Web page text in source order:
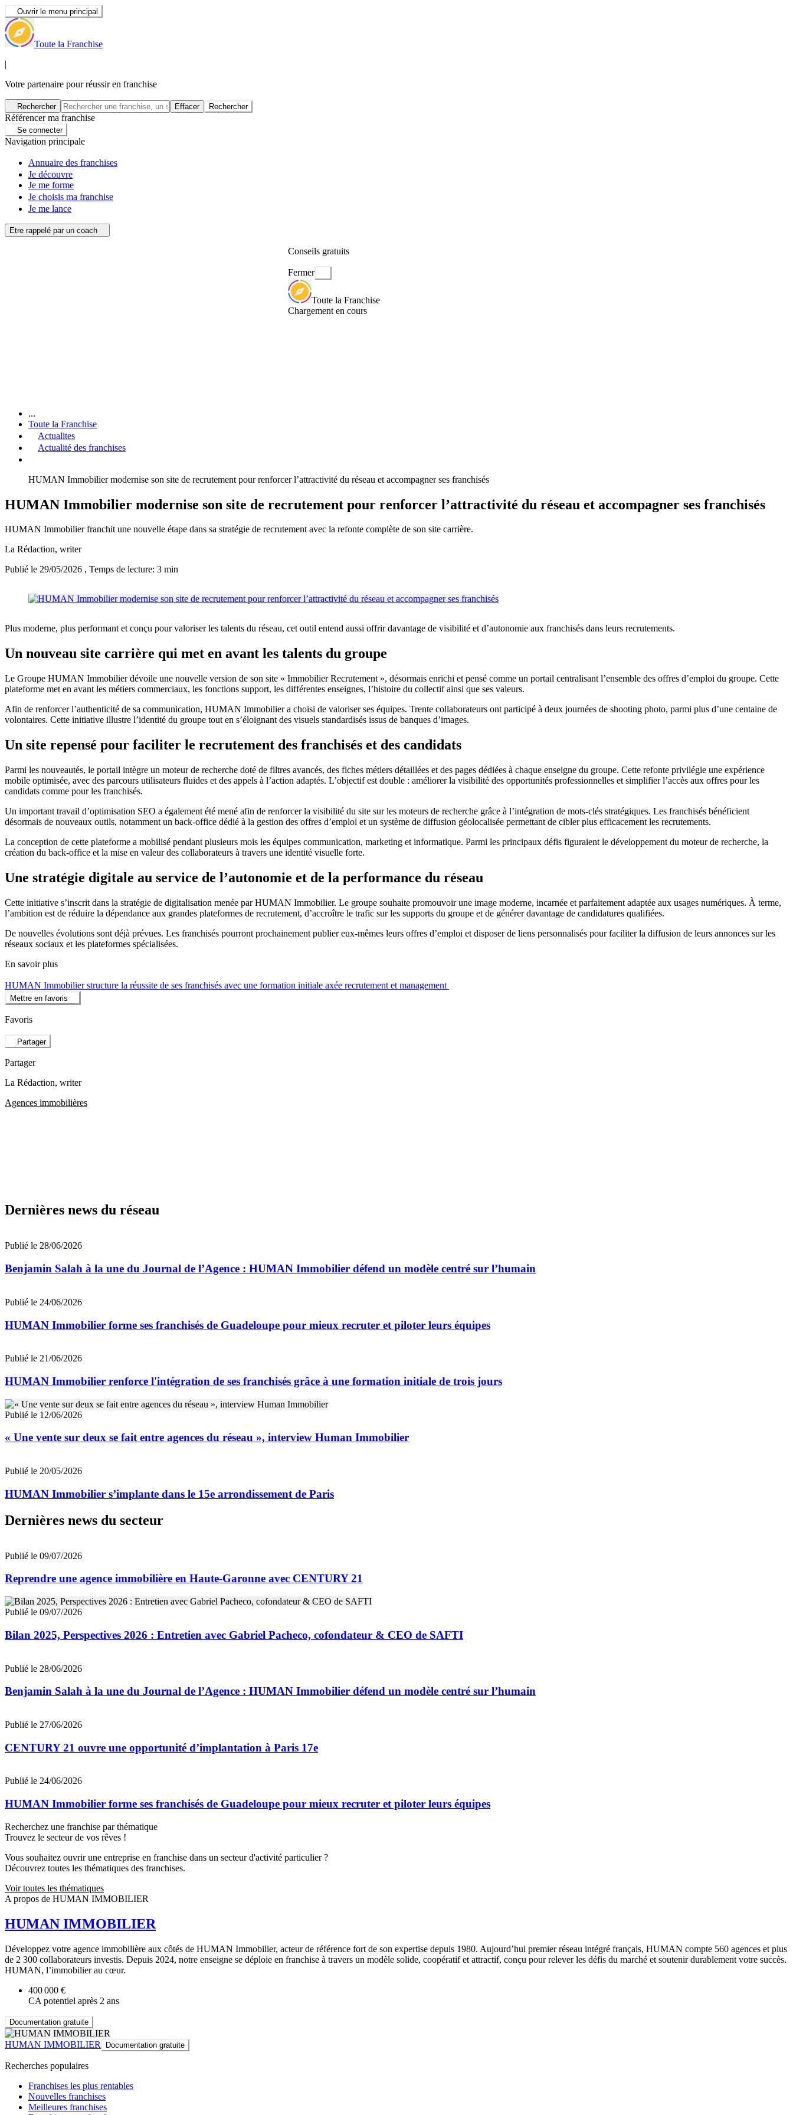
Ouvrir le menu principal
Toute la Franchise
|
Votre partenaire pour réussir en franchise
Rechercher Effacer Rechercher
Référencer ma franchise
Se connecter
Navigation principale
Annuaire des franchises
Je découvre
Je me forme
Je choisis ma franchise
Je me lance
Etre rappelé par un coach
Conseils gratuits
Fermer
Toute la Franchise
Chargement en cours
...
Toute la Franchise
Actualites
Actualité des franchises
HUMAN Immobilier modernise son site de recrutement pour renforcer l’attractivité du réseau et accompagner ses franchisés
HUMAN Immobilier modernise son site de recrutement pour renforcer l’attractivité du réseau et accompagner ses franchisés
HUMAN Immobilier franchit une nouvelle étape dans sa stratégie de recrutement avec la refonte complète de son site carrière.
La Rédaction, writer
Publié le 29/05/2026 , Temps de lecture: 3 min
Plus moderne, plus performant et conçu pour valoriser les talents du réseau, cet outil entend aussi offrir davantage de visibilité et d’autonomie aux franchisés dans leurs recrutements.
Un nouveau site carrière qui met en avant les talents du groupe
Le Groupe HUMAN Immobilier dévoile une nouvelle version de son site « Immobilier Recrutement », désormais enrichi et pensé comme un portail centralisant l’ensemble des offres d’emploi du groupe. Cette
plateforme met en avant les métiers commerciaux, les fonctions support, les différentes enseignes, l’histoire du collectif ainsi que ses valeurs.
Afin de renforcer l’authenticité de sa communication, HUMAN Immobilier a choisi de valoriser ses équipes. Trente collaborateurs ont participé à deux journées de shooting photo, parmi plus d’une centaine de
volontaires. Cette initiative illustre l’identité du groupe tout en s’éloignant des visuels standardisés issus de banques d’images.
Un site repensé pour faciliter le recrutement des franchisés et des candidats
Parmi les nouveautés, le portail intègre un moteur de recherche doté de filtres avancés, des fiches métiers détaillées et des pages dédiées à chaque enseigne du groupe. Cette refonte privilégie une expérience
mobile optimisée, avec des parcours utilisateurs fluides et des appels à l’action adaptés. L’objectif est double : améliorer la visibilité des opportunités professionnelles et simplifier l’accès aux offres pour les
candidats comme pour les franchisés.
Un important travail d’optimisation SEO a également été mené afin de renforcer la visibilité du site sur les moteurs de recherche grâce à l’intégration de mots-clés stratégiques. Les franchisés bénéficient
désormais de nouveaux outils, notamment un back-office dédié à la gestion des offres d’emploi et un système de diffusion géolocalisée permettant de cibler plus efficacement les recrutements.
La conception de cette plateforme a mobilisé pendant plusieurs mois les équipes communication, marketing et informatique. Parmi les principaux défis figuraient le développement du moteur de recherche, la
création du back-office et la mise en valeur des collaborateurs à travers une identité visuelle forte.
Une stratégie digitale au service de l’autonomie et de la performance du réseau
Cette initiative s’inscrit dans la stratégie de digitalisation menée par HUMAN Immobilier. Le groupe souhaite promouvoir une image moderne, incarnée et parfaitement adaptée aux usages numériques. À terme,
l’ambition est de réduire la dépendance aux grandes plateformes de recrutement, d’accroître le trafic sur les supports du groupe et de générer davantage de candidatures qualifiées.
De nouvelles évolutions sont déjà prévues. Les franchisés pourront prochainement publier eux-mêmes leurs offres d’emploi et disposer de liens personnalisés pour faciliter la diffusion de leurs annonces sur les
réseaux sociaux et les plateformes spécialisées.
En savoir plus
HUMAN Immobilier structure la réussite de ses franchisés avec une formation initiale axée recrutement et management
Mettre en favoris
Favoris
Partager
Partager
La Rédaction, writer
Agences immobilières
Dernières news du réseau
Publié le 28/06/2026
Benjamin Salah à la une du Journal de l’Agence : HUMAN Immobilier défend un modèle centré sur l’humain
Publié le 24/06/2026
HUMAN Immobilier forme ses franchisés de Guadeloupe pour mieux recruter et piloter leurs équipes
Publié le 21/06/2026
HUMAN Immobilier renforce l'intégration de ses franchisés grâce à une formation initiale de trois jours
Publié le 12/06/2026
« Une vente sur deux se fait entre agences du réseau », interview Human Immobilier
Publié le 20/05/2026
HUMAN Immobilier s’implante dans le 15e arrondissement de Paris
Dernières news du secteur
Publié le 09/07/2026
Reprendre une agence immobilière en Haute-Garonne avec CENTURY 21
Publié le 09/07/2026
Bilan 2025, Perspectives 2026 : Entretien avec Gabriel Pacheco, cofondateur & CEO de SAFTI
Publié le 28/06/2026
Benjamin Salah à la une du Journal de l’Agence : HUMAN Immobilier défend un modèle centré sur l’humain
Publié le 27/06/2026
CENTURY 21 ouvre une opportunité d’implantation à Paris 17e
Publié le 24/06/2026
HUMAN Immobilier forme ses franchisés de Guadeloupe pour mieux recruter et piloter leurs équipes
Recherchez une franchise par thématique
Trouvez le secteur de vos rêves !
Vous souhaitez ouvrir une entreprise en franchise dans un secteur d'activité particulier ?
Découvrez toutes les thématiques des franchises.
Voir toutes les thématiques
A propos de HUMAN IMMOBILIER
HUMAN IMMOBILIER
Développez votre agence immobilière aux côtés de HUMAN Immobilier, acteur de référence fort de son expertise depuis 1980. Aujourd’hui premier réseau intégré français, HUMAN compte 560 agences et plus
de 2 300 collaborateurs investis. Depuis 2024, notre enseigne se déploie en franchise à travers un modèle solide, coopératif et attractif, conçu pour relever les défis du marché et soutenir durablement votre succès.
HUMAN, l’immobilier au cœur.
400 000 €
CA potentiel après 2 ans
Documentation gratuite
HUMAN IMMOBILIER Documentation gratuite
Recherches populaires
Franchises les plus rentables
Nouvelles franchises
Meilleures franchises